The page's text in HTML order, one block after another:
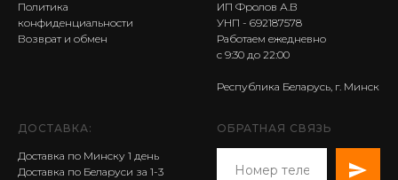
Политика
конфиденциальности
Возврат и обмен
ИП Фролов А.В
УНП - 692187578
Работаем ежедневно
с 9:30 до 22:00
Республика Беларусь, г. Минск
ДОСТАВКА:
Доставка по Минску 1 день
Доставка по Беларуси за 1-3
ОБРАТНАЯ СВЯЗЬ